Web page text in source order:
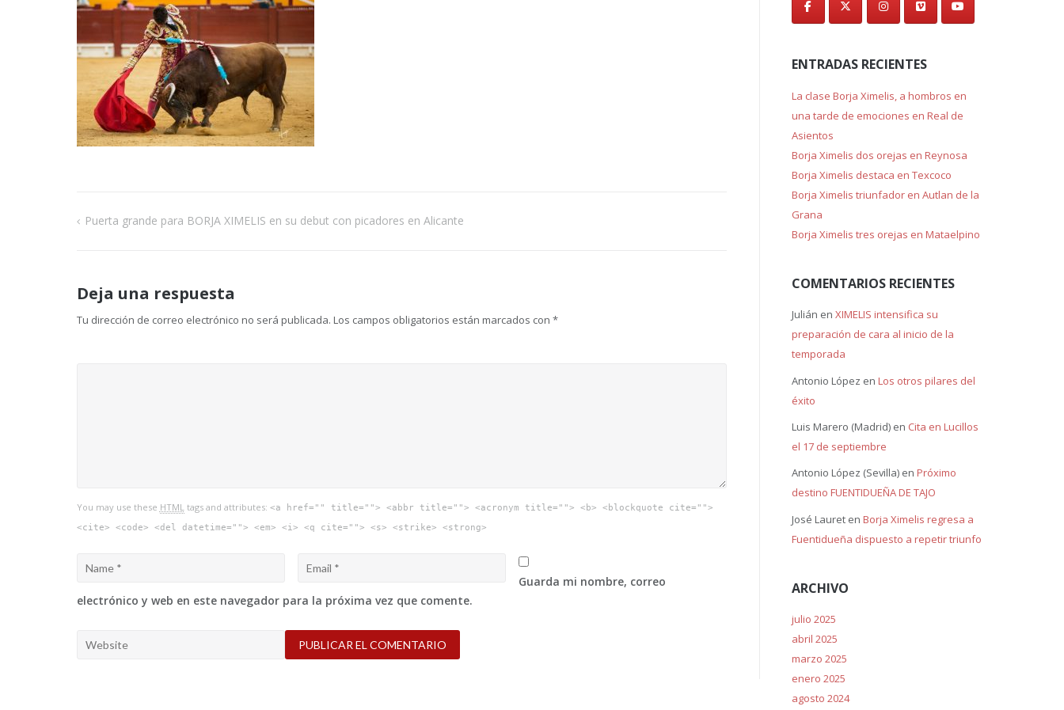
Navegación
entradas
Puerta grande para BORJA XIMELIS en su debut con picadores en Alicante
Deja una respuesta
Tu dirección de correo electrónico no será publicada. Los campos obligatorios están marcados con *
You may use these HTMLtags and attributes: <a href="" title=""> <abbr title=""> <acronym title=""> <b> <blockquote cite="">
<cite> <code> <del datetime=""> <em> <i> <q cite=""> <s> <strike> <strong>
Guarda mi nombre, correo
electrónico y web en este navegador para la próxima vez que comente.
ENTRADAS RECIENTES
La clase Borja Ximelis, a hombros en
una tarde de emociones en Real de
Asientos
Borja Ximelis dos orejas en Reynosa
Borja Ximelis destaca en Texcoco
Borja Ximelis triunfador en Autlan de la
Grana
Borja Ximelis tres orejas en Mataelpino
COMENTARIOS RECIENTES
Julián en XIMELIS intensifica su
preparación de cara al inicio de la
temporada
Antonio López en Los otros pilares del
éxito
Luis Marero (Madrid)en Cita en Lucillos
el 17 de septiembre
Antonio López (Sevilla)en Próximo
destino FUENTIDUEÑA DE TAJO
José Laureten Borja Ximelis regresa a
Fuentidueña dispuesto a repetir triunfo
ARCHIVO
julio 2025
abril 2025
marzo 2025
enero 2025
agosto 2024